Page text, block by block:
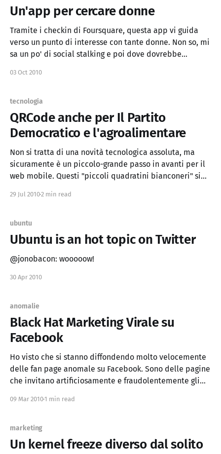
Un'app per cercare donne
Tramite i checkin di Foursquare, questa app vi guida
verso un punto di interesse con tante donne. Non so, mi
sa un po' di social stalking e poi dove dovrebbe
ginecologia degli ospedali? :D Il sito è Wheretheladies.
03 Oct 2010
tecnologia
QRCode anche per Il Partito
Democratico e l'agroalimentare
Non si tratta di una novità tecnologica assoluta, ma
sicuramente è un piccolo-grande passo in avanti per il
web mobile. Questi "piccoli quadratini bianconeri" si
inusuali e ovviamente lo scopo di questo articolo non è
29 Jul 20102 min read
ubuntu
Ubuntu is an hot topic on Twitter
@jonobacon: wooooow!
30 Apr 2010
anomalie
Black Hat Marketing Virale su
Facebook
Ho visto che si stanno diffondendo molto velocemente
delle fan page anomale su Facebook. Sono delle pagine
che invitano artificiosamente e fraudolentemente gli
quanto efficace. Si crea una pagina tipo: Lo sapevi che
09 Mar 2010 1 min read
marketing
Un kernel freeze diverso dal solito